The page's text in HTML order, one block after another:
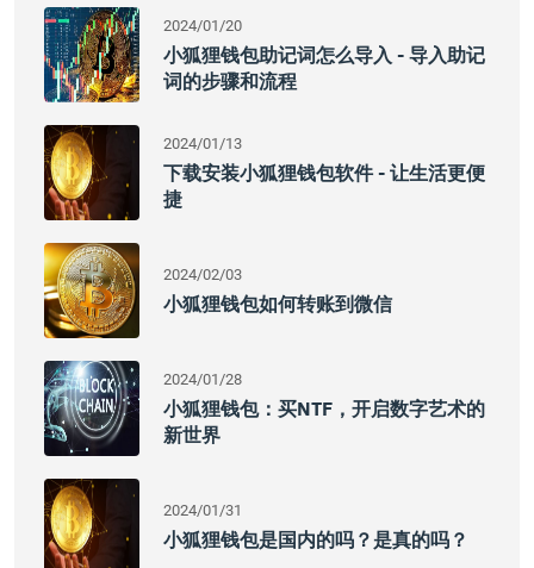
2024/01/20
小狐狸钱包助记词怎么导入 - 导入助记
词的步骤和流程
2024/01/13
下载安装小狐狸钱包软件 - 让生活更便
捷
2024/02/03
小狐狸钱包如何转账到微信
2024/01/28
小狐狸钱包：买NTF，开启数字艺术的
新世界
2024/01/31
小狐狸钱包是国内的吗？是真的吗？